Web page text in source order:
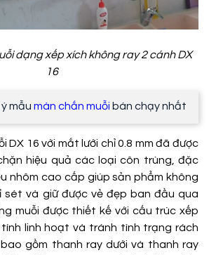
dạng xếp xích không ray 2 cánh DX
16
mẫu màn chắn muỗi bán chạy nhất
DX 16 với mắt lưới chỉ 0.8 mm đã được
hiệu quả các loại côn trùng, đặc
nhôm cao cấp giúp sản phẩm không
sét và giữ được vẻ đẹp ban đầu qua
muỗi được thiết kế với cấu trúc xếp
linh hoạt và tránh tình trạng rách
gồm thanh ray dưới và thanh ray